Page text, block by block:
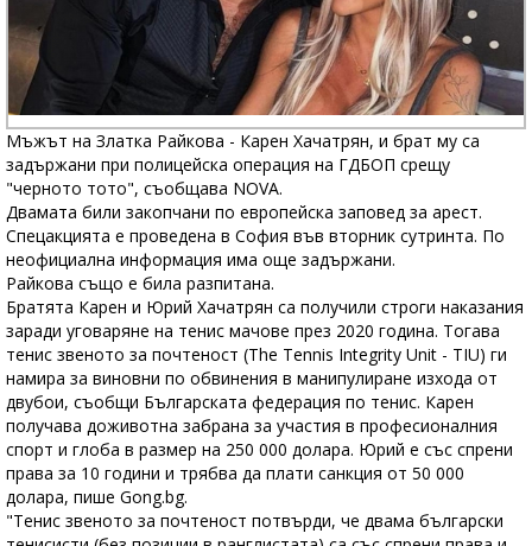
Мъжът на Златка Райкова - Карен Хачатрян, и брат му са
задържани при полицейска операция на ГДБОП срещу
"черното тото", съобщава NOVA.
Двамата били закопчани по европейска заповед за арест.
Спецакцията е проведена в София във вторник сутринта. По
неофициална информация има още задържани.
Райкова също е била разпитана.
Братята Карен и Юрий Хачатрян са получили строги наказания
заради уговаряне на тенис мачове през 2020 година. Тогава
тенис звеното за почтеност (The Tennis Integrity Unit - TIU) ги
намира за виновни по обвинения в манипулиране изхода от
двубои, съобщи Българската федерация по тенис. Карен
получава доживотна забрана за участия в професионалния
спорт и глоба в размер на 250 000 долара. Юрий е със спрени
права за 10 години и трябва да плати санкция от 50 000
долара, пише Gong.bg.
"Тенис звеното за почтеност потвърди, че двама български